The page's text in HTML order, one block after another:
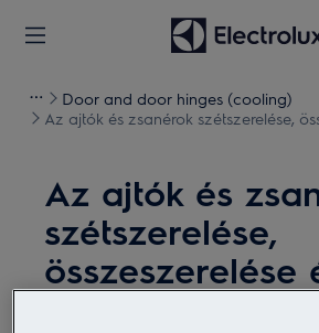
Door and door hinges (cooling)
Az ajtók és zsanérok szétszerelése,
Az ajtók és
szétszerelése,
összeszerelése